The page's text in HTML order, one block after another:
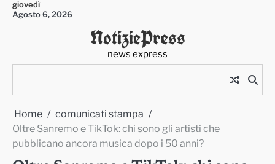
Skipgiovedì
Agosto 6, 2026
NotiziePress
news express
Home
comunicati stampa
Oltre Sanremo e TikTok: chi sono gli artisti che
pubblicano ancora musica dopo i 50 anni?